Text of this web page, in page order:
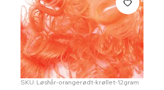
SKU: Løshår-orangerødt-krøllet-12gram